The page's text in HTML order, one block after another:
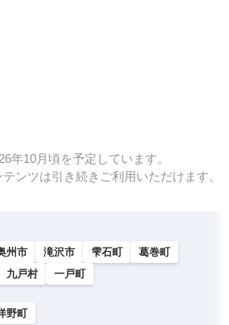
年10月頃を予定しています。
ンツは引き続きご利用いただけます。
州市 滝沢市 雫石町
葛巻町
九戸村 一戸町
野町